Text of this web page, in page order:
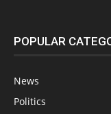
POPULAR
News
Politics